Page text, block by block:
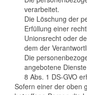
verarbeitet.
Die Löschung der
Erfüllung einer
Unionsrecht oder
dem der
Die
angebotene
8 Abs. 1 DS-GVO
Sofern einer der oben